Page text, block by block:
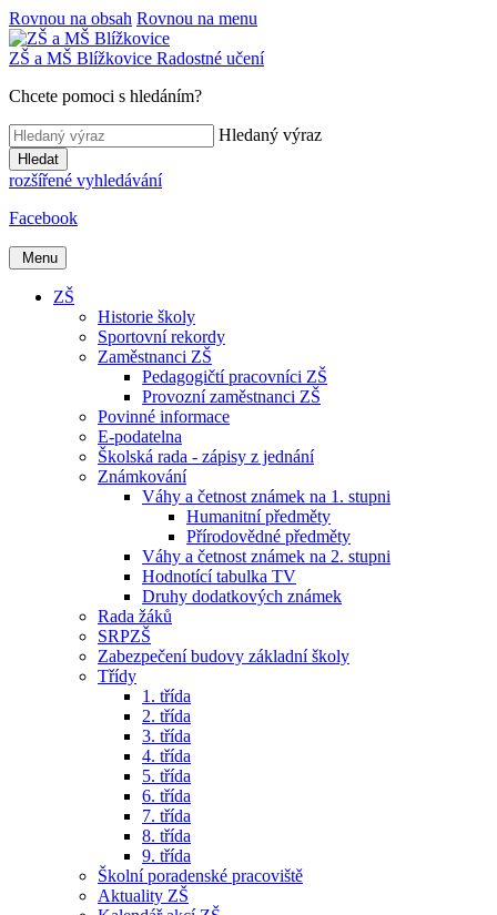
Rovnou na obsah Rovnou na menu
ZŠ a MŠ Blížkovice Radostné učení
Chcete pomoci s hledáním?
Hledaný výraz
Hledat
rozšířené vyhledávání
Facebook
Menu
ZŠ
Historie školy
Sportovní rekordy
Zaměstnanci ZŠ
Pedagogičtí pracovníci ZŠ
Provozní zaměstnanci ZŠ
Povinné informace
E-podatelna
Školská rada - zápisy z jednání
Známkování
Váhy a četnost známek na 1. stupni
Humanitní předměty
Přírodovědné předměty
Váhy a četnost známek na 2. stupni
Hodnotící tabulka TV
Druhy dodatkových známek
Rada žáků
SRPZŠ
Zabezpečení budovy základní školy
Třídy
1. třída
2. třída
3. třída
4. třída
5. třída
6. třída
7. třída
8. třída
9. třída
Školní poradenské pracoviště
Aktuality ZŠ